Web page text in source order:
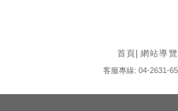
首頁 網站導覽
客服專線: 04-2631-